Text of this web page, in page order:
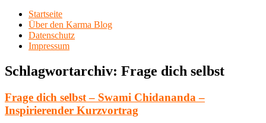
Startseite
Über den Karma Blog
Datenschutz
Impressum
Schlagwortarchiv: Frage dich selbst
Frage dich selbst – Swami Chidananda –
Inspirierender Kurzvortrag